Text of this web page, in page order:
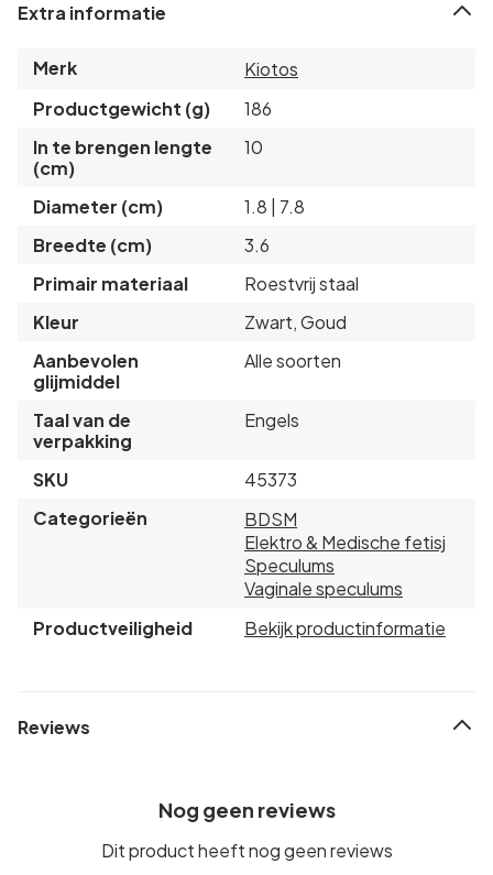
Extra informatie
Merk
Kiotos
Productgewicht (g)
186
In te brengen lengte
(cm)
10
Diameter (cm)
1.8 | 7.8
Breedte (cm)
3.6
Primair materiaal
Roestvrij staal
Kleur
Zwart, Goud
Aanbevolen
glijmiddel
Alle soorten
Taal van de
verpakking
Engels
SKU
45373
Categorieën
BDSM
Elektro & Medische fetisj
Speculums
Vaginale speculums
Productveiligheid
Bekijk productinformatie
Reviews
Nog geen reviews
Dit product heeft nog geen reviews